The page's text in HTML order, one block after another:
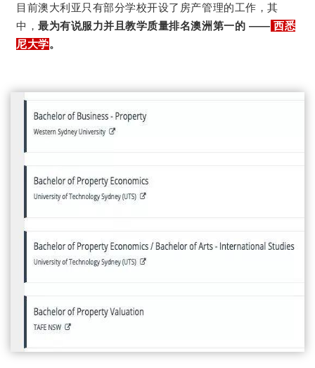
目前澳大利亚只有部分学校开设了房产管理的工作，其
中，最为有说服力并且教学质量排名澳洲第一的 —— 西悉
尼大学。